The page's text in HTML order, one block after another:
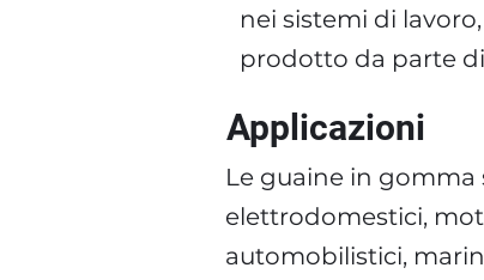
nei sistemi di
prodotto da parte
Applicazioni
Le guaine in gomma
elettrodomestici,
automobilistici,